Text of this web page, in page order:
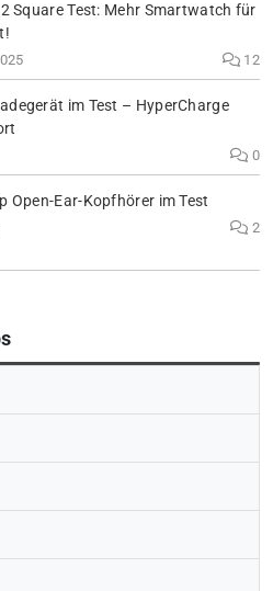
Square Test: Mehr Smartwatch für
12
im Test – HyperCharge
0
Open-Ear-Kopfhörer im Test
2